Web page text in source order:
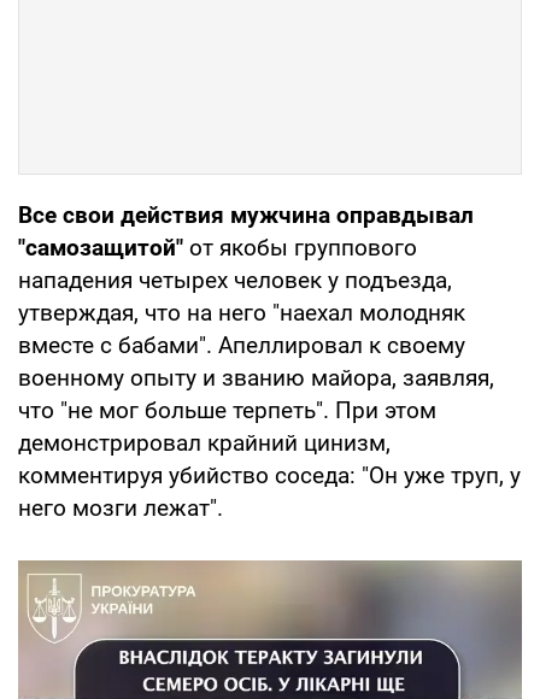
Все свои действия мужчина оправдывал
"самозащитой" от якобы группового
нападения четырех человек у подъезда,
утверждая, что на него "наехал молодняк
вместе с бабами". Апеллировал к своему
военному опыту и званию майора, заявляя,
что "не мог больше терпеть". При этом
демонстрировал крайний цинизм,
комментируя убийство соседа: "Он уже труп, у
него мозги лежат".